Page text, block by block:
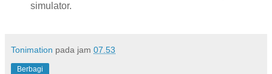
simulator.
Tonimation pada jam 07.53
Berbagi